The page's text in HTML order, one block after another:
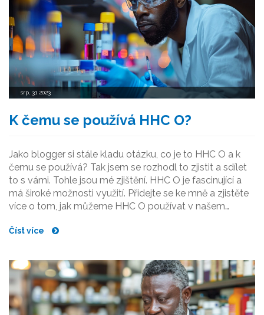
srp, 31 2023
K čemu se používá HHC O?
Jako blogger si stále kladu otázku, co je to HHC O a k
čemu se používá? Tak jsem se rozhodl to zjistit a sdílet
to s vámi. Tohle jsou mé zjištění. HHC O je fascinující a
má široké možnosti využití. Přidejte se ke mně a zjistěte
více o tom, jak můžeme HHC O používat v našem
Číst více